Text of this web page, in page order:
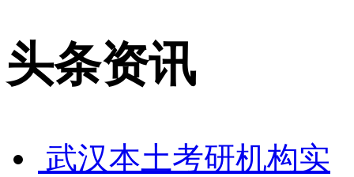
头条资讯
武汉本土考研机构实